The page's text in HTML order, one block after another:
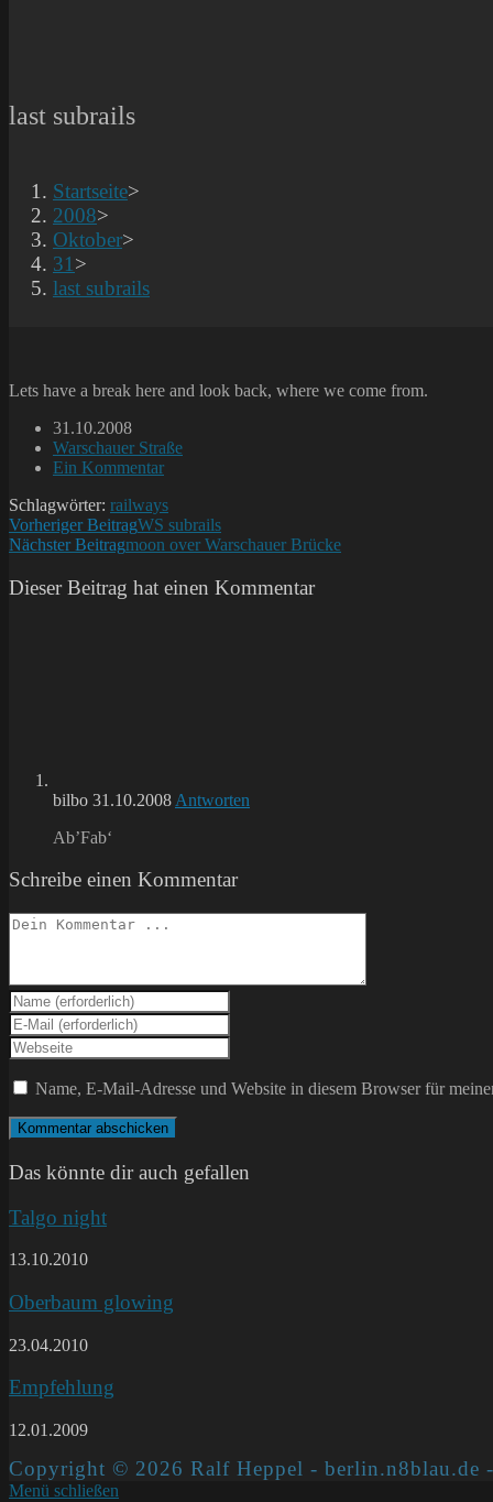
last subrails
Startseite>
2008>
Oktober>
31 >
last subrails
Lets have a break here and look back, where we come from.
Beitrag
veröffentlicht:
31.10.2008
Beitrags-
Kategorie:
Warschauer Straße
Beitrags-
Ein Kommentar
Schlagwörter: railways
Weitere
Artikel
ansehen
Vorheriger BeitragWS subrails
Nächster Beitragmoon over Warschauer Brücke
Dieser Beitrag hat einen Kommentar
bilbo 31.10.2008 Antworten
Ab’Fab‘
Schreibe einen Kommentar
Kommentieren
Gib
deinen
Namen
oder
Benutzernamen
zum
Kommentieren
ein
Gib
deine
E-
Mail-
Adresse
zum
Kommentieren
Gib
deine
Website-
ein
(optional)
Name, E-Mail-Adresse und Website in diesem Browser für
Das könnte dir auch gefallen
Talgo night
13.10.2010
Oberbaum glowing
23.04.2010
Empfehlung
12.01.2009
Copyright © 2026 Ralf Heppel - berlin.n8blau.de
Menü schließen